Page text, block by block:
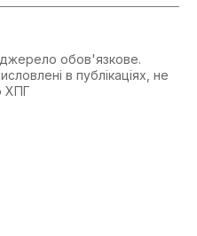
обов'язкове.
в публікаціях, не
ХПГ